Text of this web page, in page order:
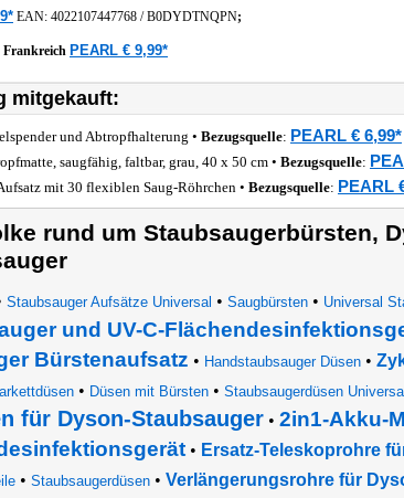
EAN: 4022107447768 /B0DYDTNQPN;
Frankreich PEARL € 9,99*
mitgekauft:
und Abtropfhalterung • Bezugsquelle: PEARL € 6,99*
saugfähig, faltbar, grau, 40 x 50 cm • Bezugsquelle:
mit 30 flexiblen Saug-Röhrchen • Bezugsquelle: PEARL
rund um Staubsaugerbürsten,
Staubsauger Aufsätze Universal • Saugbürsten • Universal
und UV-C-
Bürstenaufsatz • Handstaubsauger Düsen•
• Düsen mit Bürsten• Staubsaugerdüsen Universal
für Dyson-Staubsauger • 2in1-Akku-
• Ersatz-Teleskoprohre
• Staubsaugerdüsen• Verlängerungsrohre für